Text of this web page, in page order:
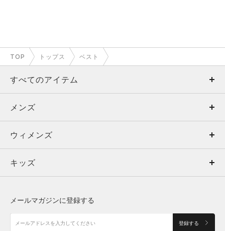
TOP トップス ベスト
すべてのアイテム
メンズ
ウィメンズ
キッズ
アクセサリー
メンズ
トップス
ボトムス
アクセサリー
ウィメンズ
トップス
シューズ
キッズ
メールマガジンに登録する
登録する